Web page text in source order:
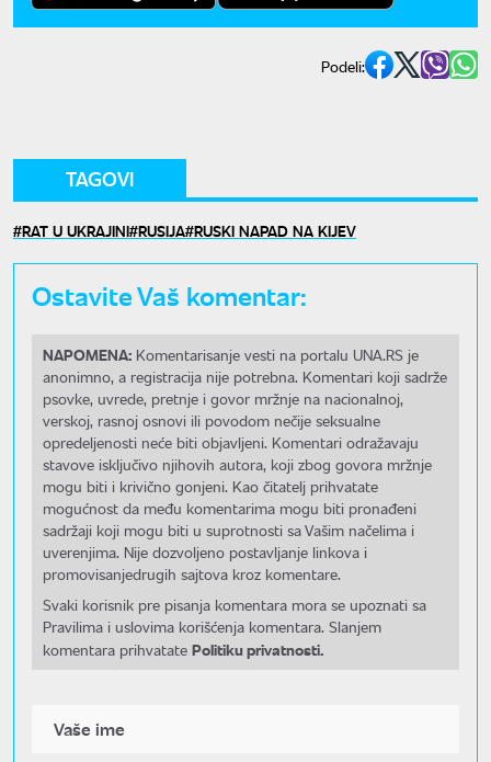
Podeli:
TAGOVI
RAT U UKRAJINI RUSIJA RUSKI NAPAD NA KIJEV
Ostavite Vaš komentar:
NAPOMENA: Komentarisanje vesti na portalu UNA.RS je
anonimno, a registracija nije potrebna. Komentari koji sadrže
psovke, uvrede, pretnje i govor mržnje na nacionalnoj,
verskoj, rasnoj osnovi ili povodom nečije seksualne
opredeljenosti neće biti objavljeni. Komentari odražavaju
stavove isključivo njihovih autora, koji zbog govora mržnje
mogu biti i krivično gonjeni. Kao čitatelj prihvatate
mogućnost da među komentarima mogu biti pronađeni
sadržaji koji mogu biti u suprotnosti sa Vašim načelima i
uverenjima. Nije dozvoljeno postavljanje linkova i
promovisanjedrugih sajtova kroz komentare.
Svaki korisnik pre pisanja komentara mora se upoznati sa
Pravilima i uslovima korišćenja komentara. Slanjem
komentara prihvatate Politiku privatnosti.